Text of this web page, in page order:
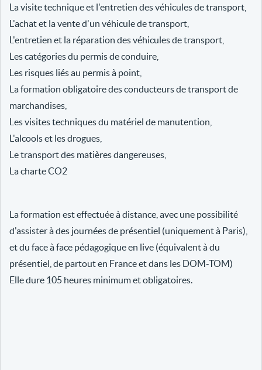
La visite technique et l'entretien des véhicules de transport,
L'achat et la vente d'un véhicule de transport,
L'entretien et la réparation des véhicules de transport,
Les catégories du permis de conduire,
Les risques liés au permis à point,
La formation obligatoire des conducteurs de transport de
marchandises,
Les visites techniques du matériel de manutention,
L'alcools et les drogues,
Le transport des matières dangereuses,
La charte CO2
La formation est effectuée à distance, avec une possibilité
d'assister à des journées de présentiel (uniquement à Paris),
et du face à face pédagogique en live (équivalent à du
présentiel, de partout en France et dans les DOM-TOM)
Elle dure 105 heures minimum et obligatoires.